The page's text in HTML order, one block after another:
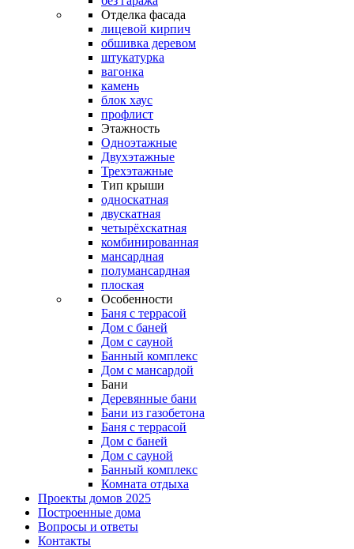
Отделка фасада
лицевой кирпич
обшивка деревом
штукатурка
вагонка
камень
блок хаус
профлист
Этажность
Одноэтажные
Двухэтажные
Трехэтажные
Тип крыши
односкатная
двускатная
четырёхскатная
комбинированная
мансардная
полумансардная
плоская
Особенности
Баня с террасой
Дом с баней
Дом с сауной
Банный комплекс
Дом с мансардой
Бани
Деревянные бани
Бани из газобетона
Баня с террасой
Дом с баней
Дом с сауной
Банный комплекс
Комната отдыха
Проекты домов 2025
Построенные дома
Вопросы и ответы
Контакты